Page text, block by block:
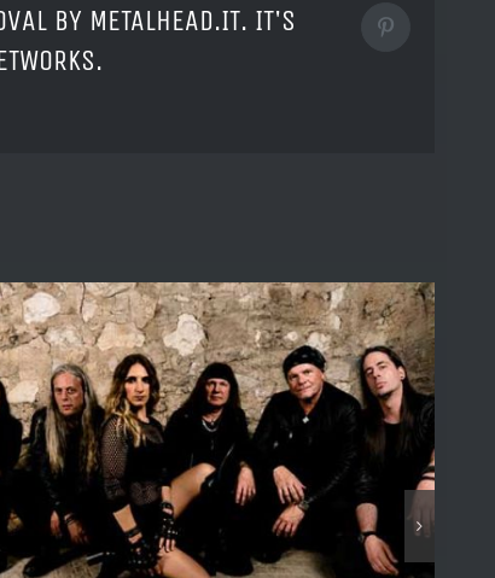
BY METALHEAD.IT. IT'S
Pinterest